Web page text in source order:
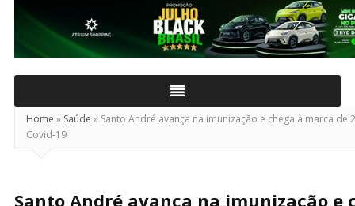
Real
Home » Saúde » Santo André avança na imunização e chega à marca
Covid-19
Santo André avança na imunização e